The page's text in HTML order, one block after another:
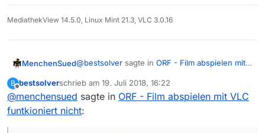
agentsetzt.
MediathekView 14.5.0, Linux Mint 21.3, VLC 3.0.16
MenchenSued@bestsolver sagte in ORF - Film abspielen mit
Wo finde ich das ‘Set für das Abspielen
In MV - Datei - Einstellungen - Set bearbeiten
B bestsolverschrieb am 19. Juli 2018, 16:22
zuletzt editiert von
@menchensued sagte in ORF - Film abspielen mit VLC
funtkioniert nicht: